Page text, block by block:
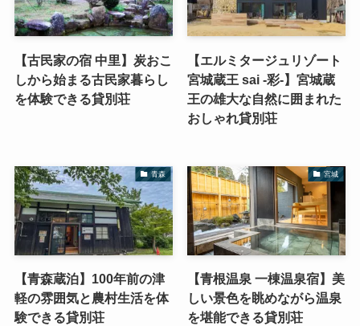
【古民家の宿 中里】炭おこ
しから始まる古民家暮らし
を体験できる貸別荘
【エルミタージュリゾート
宮城蔵王 sai -彩-】宮城蔵
王の雄大な自然に囲まれた
おしゃれ貸別荘
青森
【青森蔵泊】100年前の津
軽の雰囲気と農村生活を体
験できる貸別荘
宮城
【青根温泉 一棟温泉宿】美
しい景色を眺めながら温泉
を堪能できる貸別荘